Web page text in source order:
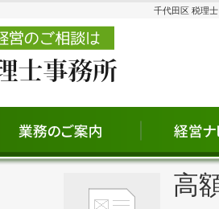
千代田区 税理
高